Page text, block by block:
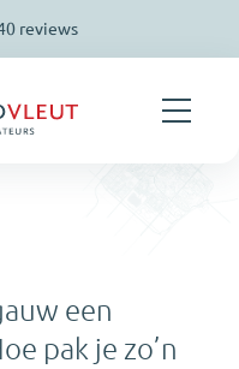
reviews
een
pak je zo’n